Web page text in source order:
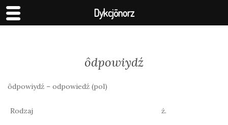
ôdpowiydź
ôdpowiydź – odpowiedź (pol)
Rodzaj ż.
Dykcjōnorz